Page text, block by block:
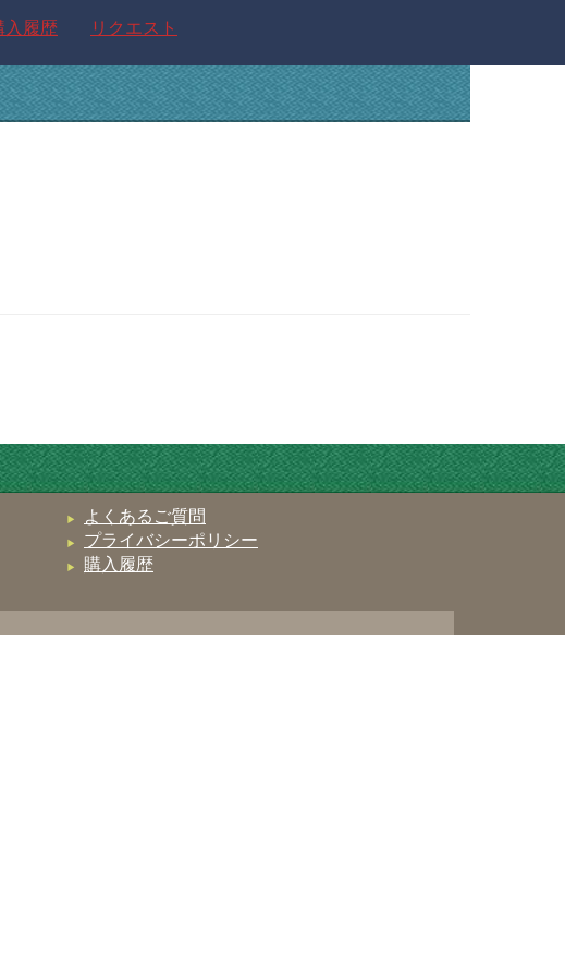
入履歴 リクエスト
よくあるご質問
プライバシーポリシー
購入履歴